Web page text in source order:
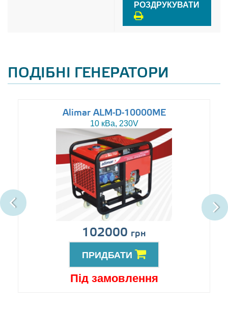
РОЗДРУКУВАТИ
ПОДІБНІ ГЕНЕРАТОРИ
Alimar ALM-D-10000ME
10 кВа, 230V
102000 грн
ПРИДБАТИ
Під замовлення